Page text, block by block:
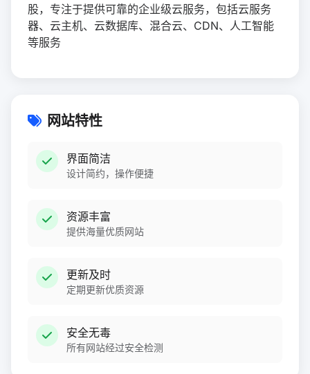
股，专注于提供可靠的企业级云服务，包括云服务
器、云主机、云数据库、混合云、CDN、人工智能
等服务
网站特性
界面简洁
设计简约，操作便捷
资源丰富
提供海量优质网站
更新及时
定期更新优质资源
安全无毒
所有网站经过安全检测